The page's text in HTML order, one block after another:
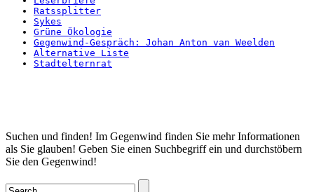
Ratssplitter
Sykes
Grüne Ökologie
Gegenwind-Gespräch: Johan Anton van Weelden
Alternative Liste
Stadtelternrat
Startseite
Suchen und finden! Im Gegenwind finden Sie mehr Informationen
als Sie glauben! Geben Sie einen Suchbegriff ein und durchstöbern
Sie den Gegenwind!